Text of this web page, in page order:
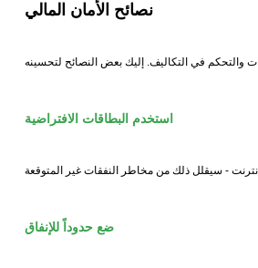
نصائح الأمان المالي
استخدم البطاقات الافتراضية
ضع حدوداً للإنفاق